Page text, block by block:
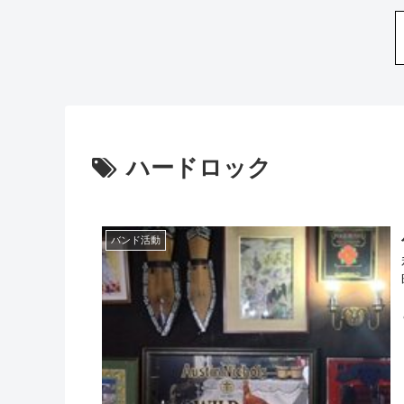
ハードロック
バンド活動